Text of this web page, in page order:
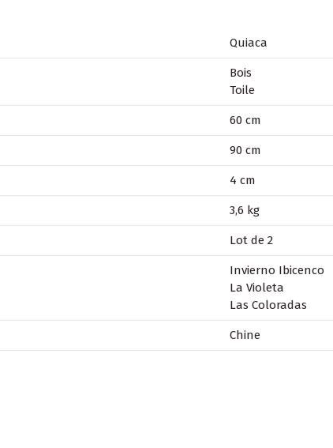
Quiaca
Bois
Toile
60 cm
90 cm
4 cm
3,6 kg
Lot de 2
Invierno Ibicenco
La Violeta
Las Coloradas
Chine